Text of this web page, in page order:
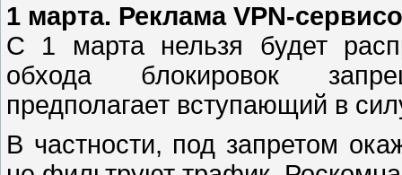
1 марта. Реклама VPN-
С 1 марта нельзя будет
обхода блокировок
предполагает вступающий в
В частности, под запретом